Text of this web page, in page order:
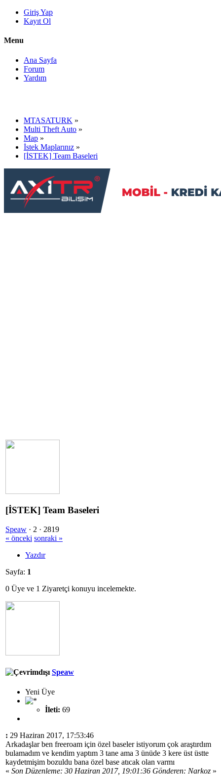
Giriş Yap
Kayıt Ol
Menu
Ana Sayfa
Forum
Yardım
MTASATURK »
Multi Theft Auto »
Map »
İstek Maplarınız »
[İSTEK] Team Baseleri
[İSTEK] Team Baseleri
Speaw · 2 · 2819
« önceki sonraki »
Yazdır
Sayfa: 1
0 Üye ve 1 Ziyaretçi konuyu incelemekte.
Speaw
Yeni Üye
İleti: 69
: 29 Haziran 2017, 17:53:46
Arkadaşlar ben freeroam için özel baseler istiyorum çok araştırdım
bulamadım ve kendim yaptım 3 tane ama 3 ünüde 3 kere üst üstte
kaydetmişim bozuldu bana özel base atıcak olan varmı
« Son Düzenleme: 30 Haziran 2017, 19:01:36 Gönderen: Narkoz »